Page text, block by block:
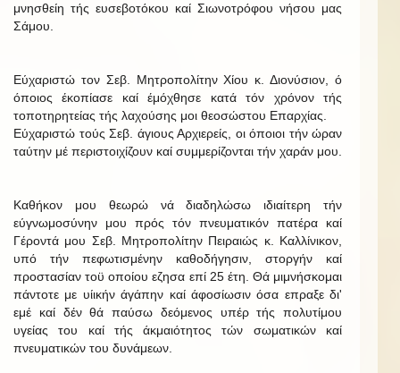
μνησθείη τής ευσεβοτόκου καί Σιωνοτρόφου νήσου μας
Σάμου.
Εύχαριστώ τον Σεβ. Μητροπολίτην Χίου κ. Διονύσιον, ό
όποιος έκοπίασε καί έμόχθησε κατά τόν χρόνον τής
τοποτηρητείας τής λαχούσης μοι θεοσώστου Επαρχίας.
Εύχαριστώ τούς Σεβ. άγιους Αρχιερείς, οι όποιοι τήν ώραν
ταύτην μέ περιστοιχίζουν καί συμμερίζονται τήν χαράν μου.
Καθήκον μου θεωρώ νά διαδηλώσω ιδιαίτερη τήν
εύγνωμοσύνην μου πρός τόν πνευματικόν πατέρα καί
Γέροντά μου Σεβ. Μητροπολίτην Πειραιώς κ. Καλλίνικον,
υπό τήν πεφωτισμένην καθοδήγησιν, στοργήν καί
προστασίαν τοϋ οποίου εζησα επί 25 έτη. Θά μιμνήσκομαι
πάντοτε με υίικήν άγάπην καί άφοσίωσιν όσα επραξε δι'
εμέ καί δέν θά παύσω δεόμενος υπέρ τής πολυτίμου
υγείας του καί τής άκμαιότητος τών σωματικών καί
πνευματικών του δυνάμεων.